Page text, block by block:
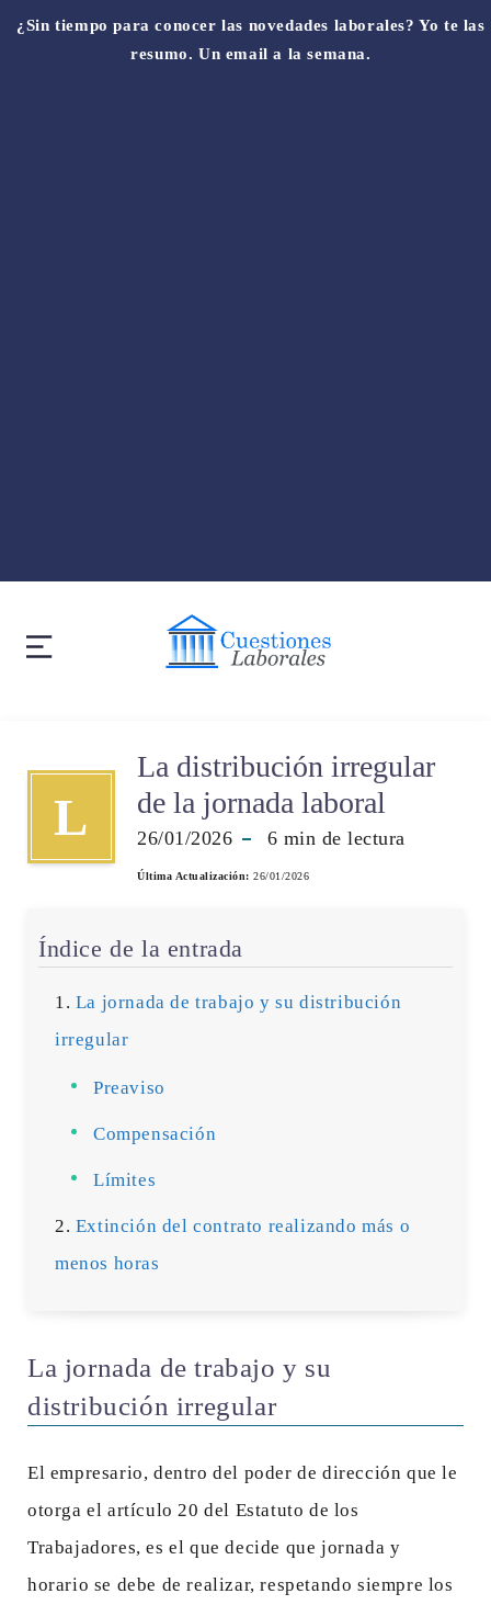
¿Sin tiempo para conocer las novedades laborales? Yo te las
resumo. Un email a la semana.
L
La distribución irregular
de la jornada laboral
26/01/2026 6 min de lectura
Última Actualización: 26/01/2026
Índice de la entrada
La jornada de trabajo y su distribución
irregular
Preaviso
Compensación
Límites
Extinción del contrato realizando más o
menos horas
La jornada de trabajo y su
distribución irregular
El empresario, dentro del poder de dirección que le
otorga el artículo 20 del Estatuto de los
Trabajadores, es el que decide que jornada y
horario se debe de realizar, respetando siempre los